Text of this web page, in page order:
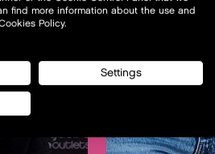
find more information about the use and
Policy.
Settings